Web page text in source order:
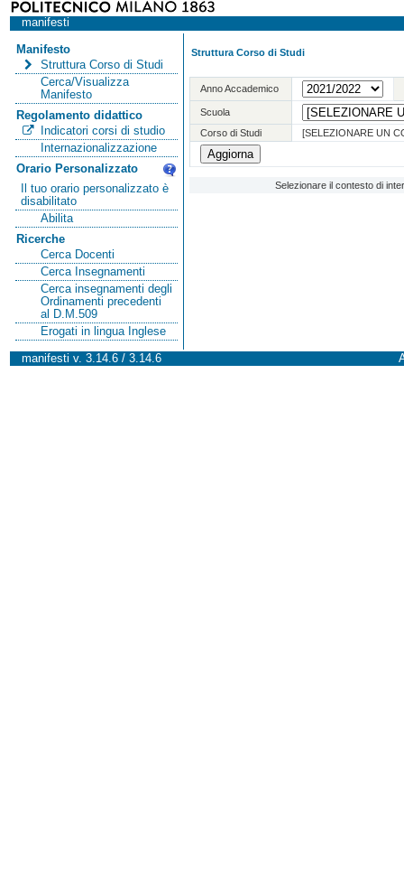
manifesti
Manifesto
Struttura Corso di Studi
Cerca/Visualizza
Manifesto
Regolamento didattico
Indicatori corsi di studio
Internazionalizzazione
Orario Personalizzato
Il tuo orario personalizzato è
disabilitato
Abilita
Ricerche
Cerca Docenti
Cerca Insegnamenti
Cerca insegnamenti degli
Ordinamenti precedenti
al D.M.509
Erogati in lingua Inglese
Struttura Corso di Studi
Anno Accademico
Scuola
Corso di Studi
[SELEZIONARE UN
Selezionare il contesto di
manifesti v. 3.14.6 / 3.14.6